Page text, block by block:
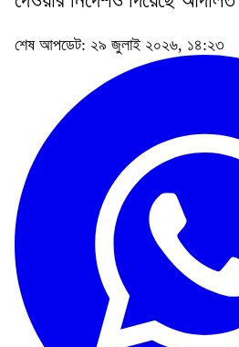
শেষ আপডেট: ২৯ জুলাই ২০২৬, ১৪:২৩